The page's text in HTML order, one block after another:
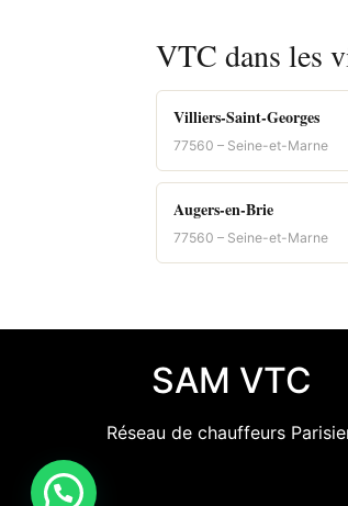
VTC dans les
Villiers-Saint-Georges
77560 – Seine-et-Marne
Augers-en-Brie
77560 – Seine-et-Marne
SAM VTC
Réseau de chauffeurs